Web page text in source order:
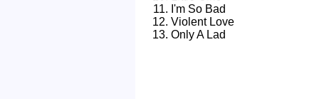
I'm So Bad
Violent Love
Only A Lad